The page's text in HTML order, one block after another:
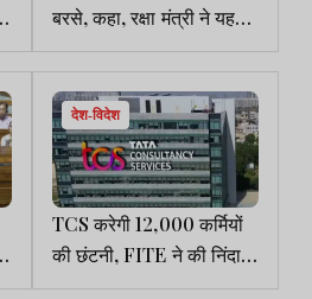
बरसे, कहा, रक्षा मंत्री ने यह
नहीं बताया, आतंकवादी
पहलगाम तक कैसे पहुंचे
देश-विदेश
TCS करेगी 12,000 कर्मियों
की छंटनी, FITE ने की निंदा,
आईटी स्टॉक्स में भारी गिरावट